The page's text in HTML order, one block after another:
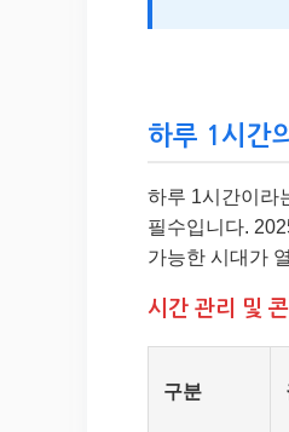
하루 1시간
하루 1시간이라
필수입니다.
가능한 시대가
시간 관리 및
구분